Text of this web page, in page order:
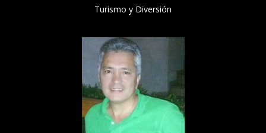
Turismo y Diversión